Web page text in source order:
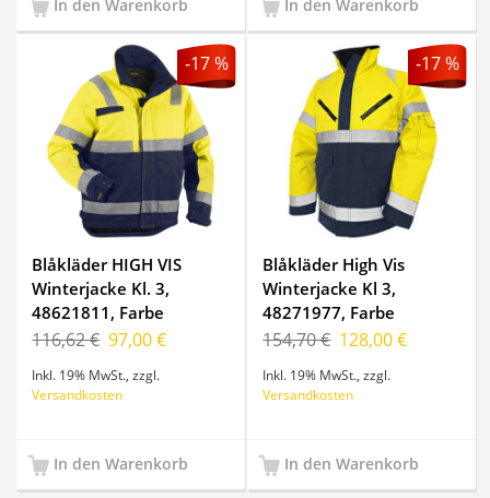
In den Warenkorb In den Warenkorb
-17 %
Blåkläder HIGH VIS
Winterjacke Kl. 3,
48621811, Farbe
Gelb/Marineblau, Größe
116,62 € 97,00 €
Inkl. 19% MwSt.,zzgl.
Versandkosten
In den Warenkorb
-17 %
Blåkläder High Vis
Winterjacke Kl 3,
48271977, Farbe
Gelb/Marineblau, Größe
154,70 € 128,00 €
Inkl. 19% MwSt.,zzgl.
Versandkosten
In den Warenkorb